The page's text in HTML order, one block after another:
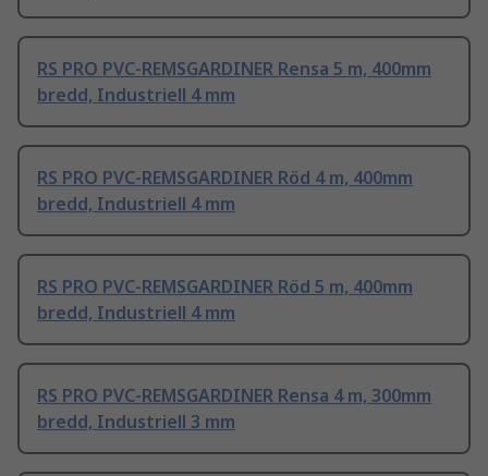
RS PRO PVC-REMSGARDINER Rensa 5 m, 400mm
bredd, Industriell 4 mm
RS PRO PVC-REMSGARDINER Röd 4 m, 400mm
bredd, Industriell 4 mm
RS PRO PVC-REMSGARDINER Röd 5 m, 400mm
bredd, Industriell 4 mm
RS PRO PVC-REMSGARDINER Rensa 4 m, 300mm
bredd, Industriell 3 mm